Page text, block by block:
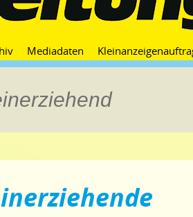
Mediadaten